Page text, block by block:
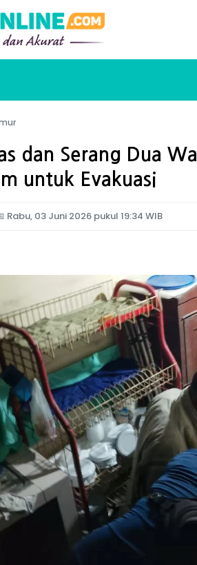
dan Serang Dua
untuk Evakuasi
Rabu, 03 Juni 2026 pukul 19:34 WIB